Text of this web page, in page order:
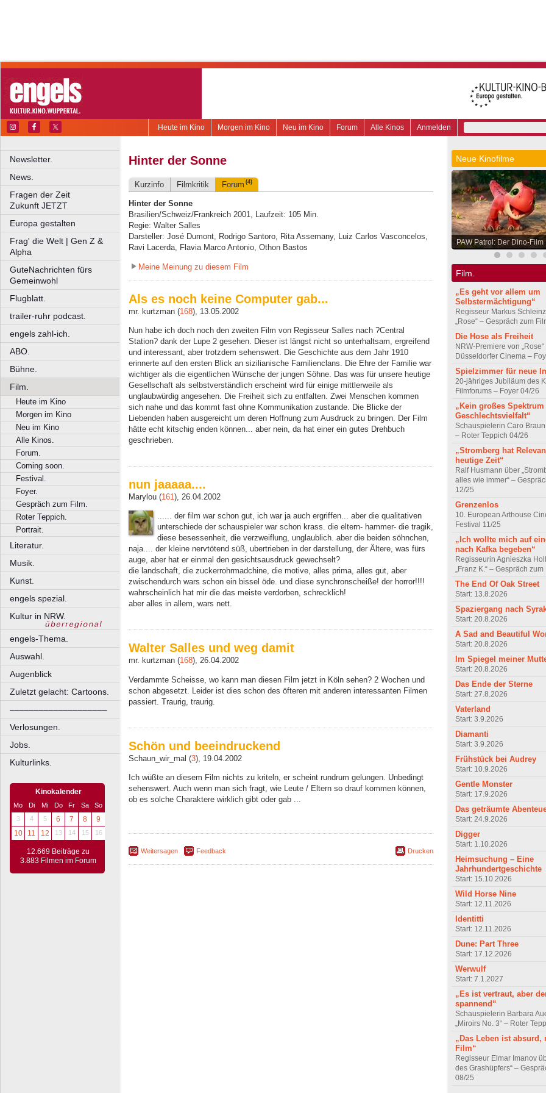
Anmelden
Alle Kinos
Forum
Neu im Kino
Morgen im Kino
Heute im Kino
Newsletter.
News.
Fragen der Zeit
Zukunft JETZT
Europa gestalten
Frag' die Welt | Gen Z &
Alpha
GuteNachrichten fürs
Gemeinwohl
Flugblatt.
trailer-ruhr podcast.
engels zahl-ich.
ABO.
Bühne.
Film.
Heute im Kino
Morgen im Kino
Neu im Kino
Alle Kinos.
Forum.
Coming soon.
Festival.
Foyer.
Gespräch zum Film.
Roter Teppich.
Portrait.
Literatur.
Musik.
Kunst.
engels spezial.
Kultur in NRW.
engels-Thema.
Auswahl.
Augenblick
Zuletzt gelacht: Cartoons.
––––––––––––––––––––
Verlosungen.
Jobs.
Kulturlinks.
Kinokalender
Mo Di Mi Do Fr Sa
So
3
4 5 6 7 8
9
10
11 12 13 14 15 16
12.669 Beiträge zu
3.883 Filmen im Forum
Hinter der Sonne
Kurzinfo Filmkritik Forum (4)
Hinter der Sonne
Brasilien/Schweiz/Frankreich 2001, Laufzeit: 105 Min.
Regie: Walter Salles
Darsteller: José Dumont, Rodrigo Santoro, Rita Assemany, Luiz Carlos Vasconcelos,
Ravi Lacerda, Flavia Marco Antonio, Othon Bastos
Meine Meinung zu diesem Film
Als es noch keine Computer gab...
mr. kurtzman (168), 13.05.2002
Nun habe ich doch noch den zweiten Film von Regisseur Salles nach ?Central
Station? dank der Lupe 2 gesehen. Dieser ist längst nicht so unterhaltsam, ergreifend
und interessant, aber trotzdem sehenswert. Die Geschichte aus dem Jahr 1910
erinnerte auf den ersten Blick an sizilianische Familienclans. Die Ehre der Familie war
wichtiger als die eigentlichen Wünsche der jungen Söhne. Das was für unsere heutige
Gesellschaft als selbstverständlich erscheint wird für einige mittlerweile als
unglaubwürdig angesehen. Die Freiheit sich zu entfalten. Zwei Menschen kommen
sich nahe und das kommt fast ohne Kommunikation zustande. Die Blicke der
Liebenden haben ausgereicht um deren Hoffnung zum Ausdruck zu bringen. Der Film
hätte echt kitschig enden können... aber nein, da hat einer ein gutes Drehbuch
geschrieben.
nun jaaaaa....
Marylou (161), 26.04.2002
...... der film war schon gut, ich war ja auch ergriffen... aber die qualitativen
unterschiede der schauspieler war schon krass. die eltern- hammer- die tragik,
diese besessenheit, die verzweiflung, unglaublich. aber die beiden söhnchen,
naja.... der kleine nervtötend süß, ubertrieben in der darstellung, der Ältere, was fürs
auge, aber hat er einmal den gesichtsausdruck gewechselt?
die landschaft, die zuckerrohrmadchine, die motive, alles prima, alles gut, aber
zwischendurch wars schon ein bissel öde. und diese synchronscheiße! der horror!!!!
wahrscheinlich hat mir die das meiste verdorben, schrecklich!
aber alles in allem, wars nett.
Walter Salles und weg damit
mr. kurtzman (168), 26.04.2002
Verdammte Scheisse, wo kann man diesen Film jetzt in Köln sehen? 2 Wochen und
schon abgesetzt. Leider ist dies schon des öfteren mit anderen interessanten Filmen
passiert. Traurig, traurig.
Schön und beeindruckend
Schaun_wir_mal (3), 19.04.2002
Ich wüßte an diesem Film nichts zu kriteln, er scheint rundrum gelungen. Unbedingt
sehenswert. Auch wenn man sich fragt, wie Leute / Eltern so drauf kommen können,
ob es solche Charaktere wirklich gibt oder gab ...
Weitersagen Feedback Drucken
Neue Kinofilme
PAW Patrol: Der Dino-Film
Film.
„Es geht vor allem um
Selbstermächtigung“
Regisseur Markus
„Rose“ – Gespräch zum
Die Hose als Freiheit
NRW-Premiere von „Rose“
Düsseldorfer Cinema –
Spielzimmer für neue
20-jähriges Jubiläum des
Filmforums – Foyer 04/26
„Kein großes Spektrum
Geschlechtsvielfalt“
Schauspielerin Caro Braun
– Roter Teppich 04/26
„Stromberg hat
heutige Zeit“
Ralf Husmann über
alles wie immer“ –
12/25
Grenzenlos
10. European Arthouse
Festival 11/25
„Ich wollte mich auf
nach Kafka begeben“
Regisseurin Agnieszka
„Franz K.“ – Gespräch
The End Of Oak Street
Start: 13.8.2026
Spaziergang nach
Start: 20.8.2026
A Sad and Beautiful
Start: 20.8.2026
Im Spiegel meiner
Start: 20.8.2026
Das Ende der Sterne
Start: 27.8.2026
Vaterland
Start: 3.9.2026
Diamanti
Start: 3.9.2026
Frühstück bei Audrey
Start: 10.9.2026
Gentle Monster
Start: 17.9.2026
Das geträumte
Start: 24.9.2026
Digger
Start: 1.10.2026
Heimsuchung – Eine
Jahrhundertgeschichte
Start: 15.10.2026
Wild Horse Nine
Start: 12.11.2026
Identitti
Start: 12.11.2026
Dune: Part Three
Start: 17.12.2026
Werwulf
Start: 7.1.2027
„Es ist vertraut, aber
spannend“
Schauspielerin Barbara
„Miroirs No. 3“ – Roter
„Das Leben ist absurd,
Film“
Regisseur Elmar Imanov
des Grashüpfers“ –
08/25